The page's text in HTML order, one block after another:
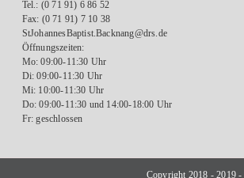
Tel.: (0 71 91) 6 86 52
Fax: (0 71 91) 7 10 38
StJohannesBaptist.Backnang@drs.de
Öffnungszeiten:
Mo: 09:00-11:30 Uhr
Di: 09:00-11:30 Uhr
Mi: 10:00-11:30 Uhr
Do: 09:00-11:30 und 14:00-18:00 Uhr
Fr: geschlossen
Copyright 2018 - 2019